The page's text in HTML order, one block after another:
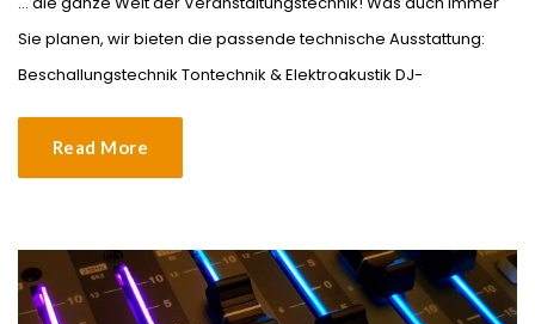
Sie planen, wir bieten die passende technische Ausstattung:
Beschallungstechnik Tontechnik & Elektroakustik DJ-
Read More